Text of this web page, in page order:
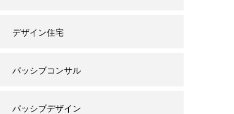
デザイン住宅
パッシブコンサル
パッシブデザイン